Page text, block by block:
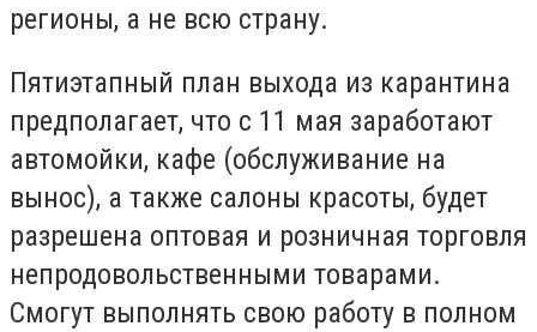
регионы, а не всю страну.
Пятиэтапный план выхода из карантина
предполагает, что с 11 мая заработают
автомойки, кафе (обслуживание на
вынос), а также салоны красоты, будет
разрешена оптовая и розничная торговля
непродовольственными товарами.
Смогут выполнять свою работу в полном